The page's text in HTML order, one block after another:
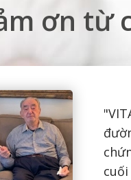
ơn từ